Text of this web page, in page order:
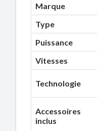
Marque
Type
Puissance
Vitesses
Technologie
Accessoires
inclus